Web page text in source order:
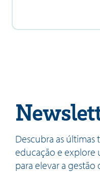
Descubra as
educação e explore
para elevar a gestão